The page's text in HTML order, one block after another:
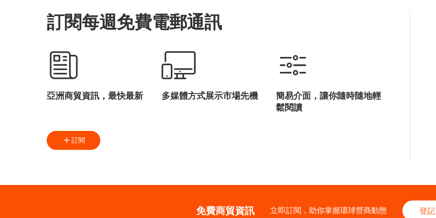
訂閱每週免費電郵通訊
亞洲商貿資訊，最快最新 多媒體方式展示市場先機
簡易介面，讓你隨時隨地輕
鬆閱讀
訂閱
免費商貿資訊 立即訂閱，助你掌握環球營商動態 登記